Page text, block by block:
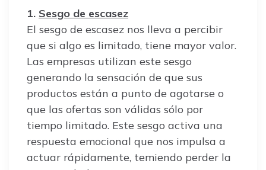
1. Sesgo de escasez
El sesgo de escasez nos lleva a percibir
que si algo es limitado, tiene mayor valor.
Las empresas utilizan este sesgo
generando la sensación de que sus
productos están a punto de agotarse o
que las ofertas son válidas sólo por
tiempo limitado. Este sesgo activa una
respuesta emocional que nos impulsa a
actuar rápidamente, temiendo perder la